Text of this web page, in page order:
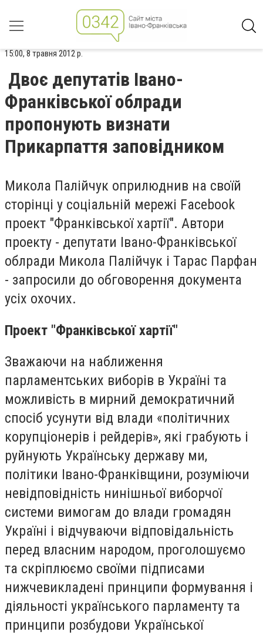
15:00, 8 травня 2012 р.
Двоє депутатів Івано-
Франківської облради
пропонують визнати
Прикарпаття заповідником
Микола Палійчук оприлюднив на своїй
сторінці у соціальній мережі Facebook
проект "Франківської хартії". Автори
проекту - депутати Івано-Франківської
облради Микола Палійчук і Тарас Парфан
- запросили до обговорення документа
усіх охочих.
Проект "Франківської хартії"
Зважаючи на наближення
парламентських виборів в Україні та
можливість в мирний демократичний
спосіб усунути від влади «політичних
корупціонерів і рейдерів», які грабують і
руйнують Українську державу ми,
політики Івано-Франківщини, розуміючи
невідповідність нинішньої виборчої
системи вимогам до влади громадян
Україні і відчуваючи відповідальність
перед власним народом, проголошуємо
та скріплюємо своїми підписами
нижчевикладені принципи формування і
діяльності українського парламенту та
принципи розбудови Української